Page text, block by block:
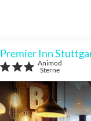
Premier Inn
Animod
Sterne